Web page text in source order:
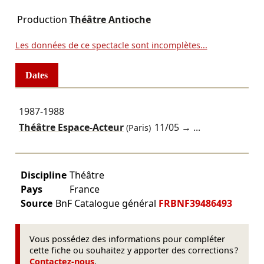
Production Théâtre Antioche
Les données de ce spectacle sont incomplètes...
Dates
1987-1988
Théâtre Espace-Acteur(Paris) 11/05 → ...
Discipline Théâtre
Pays
France
Source BnF Catalogue général FRBNF39486493
Vous possédez des informations pour compléter
cette fiche ou souhaitez y apporter des corrections ?
Contactez-nous.